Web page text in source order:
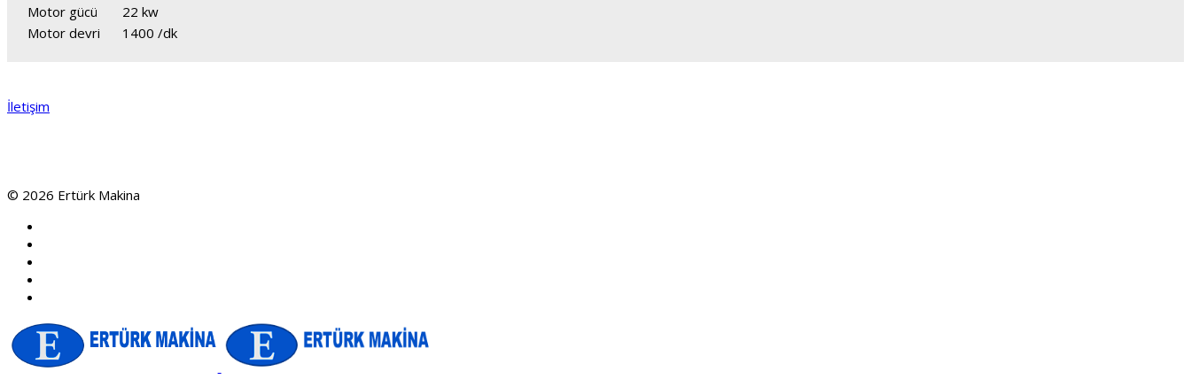
Motor gücü
22 kw
Motor devri
1400 /dk
İletişim
© 2026 Ertürk Makina